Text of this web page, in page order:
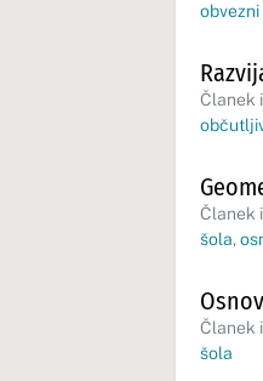
Članek
Članek
šola,
Članek
šola